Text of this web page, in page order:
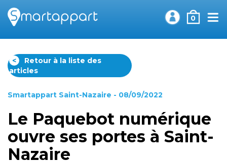
0
<
Retour à la liste des
articles
Smartappart Saint-Nazaire - 08/09/2022
Le Paquebot numérique
ouvre ses portes à Saint-
Nazaire